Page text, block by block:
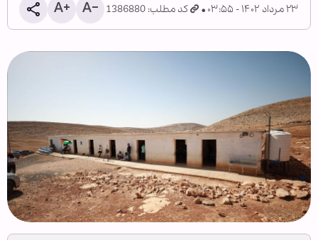
۲۳ مرداد ۱۴۰۲ - ۰۳:۵۵ کد مطلب: 1386880